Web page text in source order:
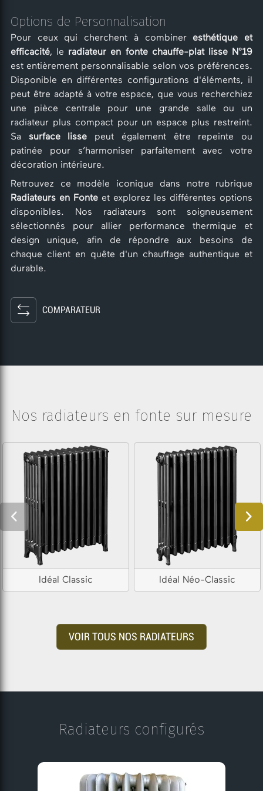
Options de Personnalisation
Pour ceux qui cherchent à combiner esthétique et
efficacité, le radiateur en fonte chauffe-plat lisse N°19
est entièrement personnalisable selon vos préférences.
Disponible en différentes configurations d'éléments, il
peut être adapté à votre espace, que vous recherchiez
une pièce centrale pour une grande salle ou un
radiateur plus compact pour un espace plus restreint.
Sa surface lisse peut également être repeinte ou
patinée pour s’harmoniser parfaitement avec votre
décoration intérieure.
Retrouvez ce modèle iconique dans notre rubrique
Radiateurs en Fonte et explorez les différentes options
disponibles. Nos radiateurs sont soigneusement
sélectionnés pour allier performance thermique et
design unique, afin de répondre aux besoins de
chaque client en quête d'un chauffage authentique et
durable.
COMPARATEUR
Nos radiateurs en fonte sur mesure
Idéal Classic Idéal Néo-Classic
VOIR TOUS NOS RADIATEURS
Radiateurs configurés